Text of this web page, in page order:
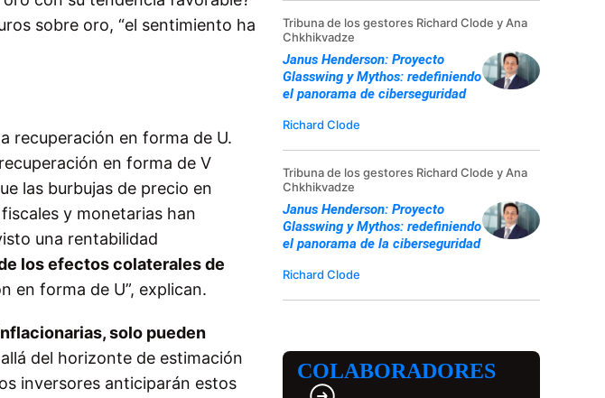
sobre oro, “el sentimiento ha
recuperación en forma de U.
en forma de V
las burbujas de precio en
y monetarias han
una rentabilidad
los efectos colaterales de
en forma de U”, explican.
solo pueden
del horizonte de estimación
inversores anticiparán estos
Tribuna de los gestores Richard Clode y Ana
Chkhikvadze
Janus Henderson: Proyecto
Glasswing y Mythos: redefiniendo
el panorama de ciberseguridad
Richard Clode
Tribuna de los gestores Richard Clode y Ana
Chkhikvadze
Janus Henderson: Proyecto
Glasswing y Mythos: redefiniendo
el panorama de la ciberseguridad
Richard Clode
COLABORADORES